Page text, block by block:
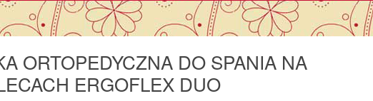
ORTOPEDYCZNA DO SPANIA NA
ERGOFLEX DUO